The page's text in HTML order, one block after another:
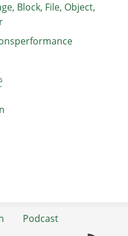
Block, File, Object,
Podcast